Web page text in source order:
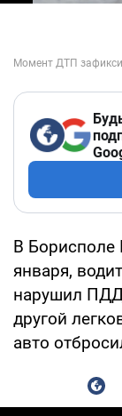
В Борисполе
января,
нарушил ПДД
другой
авто